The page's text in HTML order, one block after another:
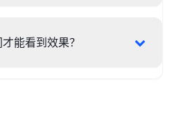
能看到效果？